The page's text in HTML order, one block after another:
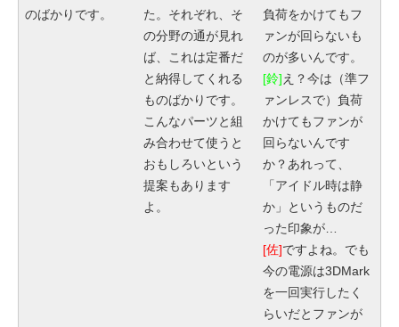
のばかりです。
た。それぞれ、そ
の分野の通が見れ
ば、これは定番だ
と納得してくれる
ものばかりです。
こんなパーツと組
み合わせて使うと
おもしろいという
提案もあります
よ。
負荷をかけてもフ
ァンが回らないも
のが多いんです。
[鈴]え？今は（準フ
ァンレスで）負荷
かけてもファンが
回らないんです
か？あれって、
「アイドル時は静
か」というものだ
った印象が…
[佐]ですよね。でも
今の電源は3DMark
を一回実行したく
らいだとファンが